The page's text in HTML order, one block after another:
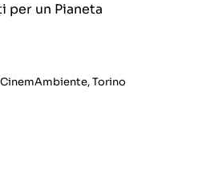
per un Pianeta
,Torino